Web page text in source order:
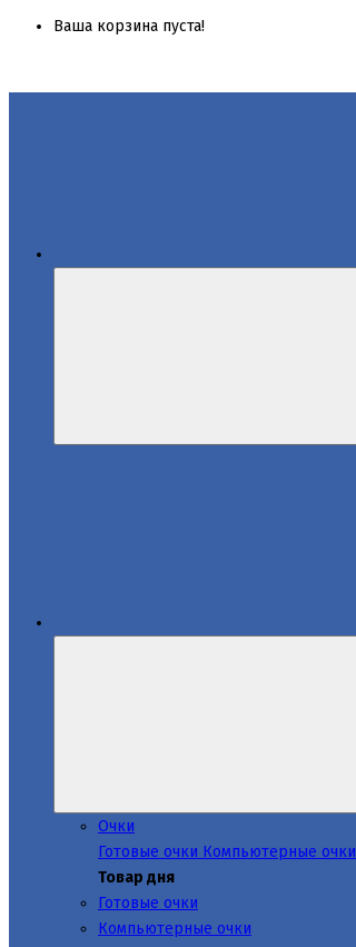
Ваша корзина пуста!
Очки
Готовые очки Компьютерные очки
Товар дня
Готовые очки
Компьютерные очки